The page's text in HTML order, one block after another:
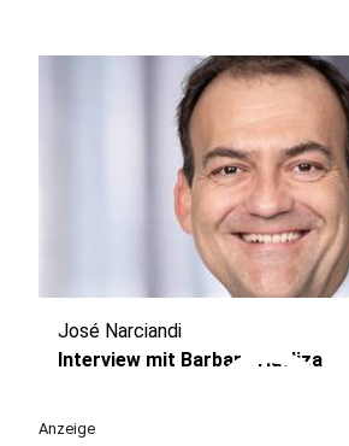
José Narciandi
Interview mit Barbara Havliza
Anzeige